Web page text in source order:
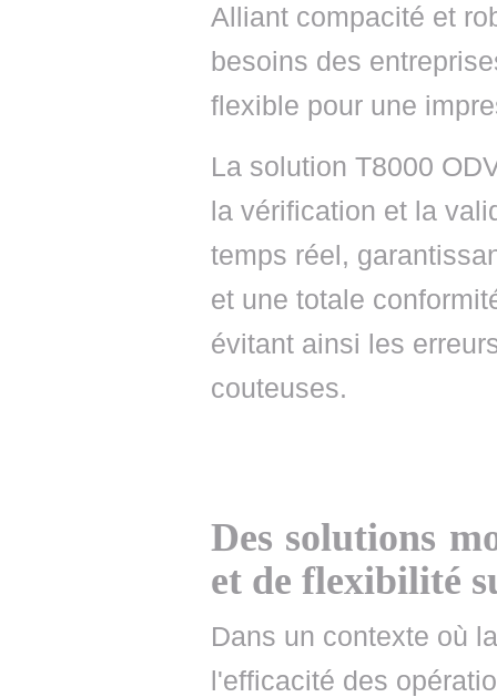
Alliant compacité et
besoins des
flexible pour une
La solution T8000
la vérification et la
temps réel,
et une totale
évitant ainsi les
couteuses.
Des solutions
et de flexibilité
Dans un contexte où
l'efficacité des